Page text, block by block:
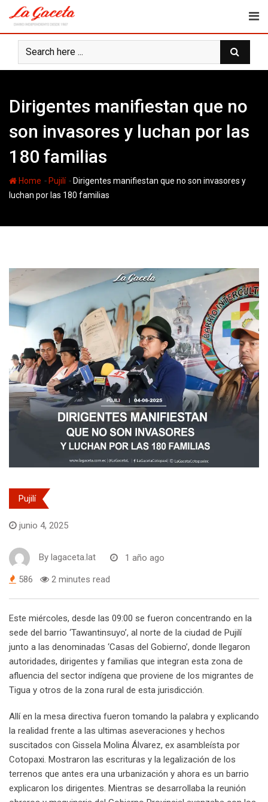
content
Dirigentes manifiestan que no
son invasores y luchan por las
180 familias
Home - Pujilí- Dirigentes manifiestan que no son invasores y
luchan por las 180 familias
Pujilí
junio 4, 2025
By lagaceta.lat 1 año ago
586 2 minutes read
Este miércoles, desde las 09:00 se fueron concentrando en la
sede del barrio ‘Tawantinsuyo’, al norte de la ciudad de Pujilí
junto a las denominadas ‘Casas del Gobierno’, donde llegaron
autoridades, dirigentes y familias que integran esta zona de
afluencia del sector indígena que proviene de los migrantes de
Tigua y otros de la zona rural de esta jurisdicción.
Allí en la mesa directiva fueron tomando la palabra y explicando
la realidad frente a las ultimas aseveraciones y hechos
suscitados con Gissela Molina Álvarez, ex asambleísta por
Cotopaxi. Mostraron las escrituras y la legalización de los
terrenos que antes era una urbanización y ahora es un barrio
explicaron los dirigentes. Mientras se desarrollaba la reunión